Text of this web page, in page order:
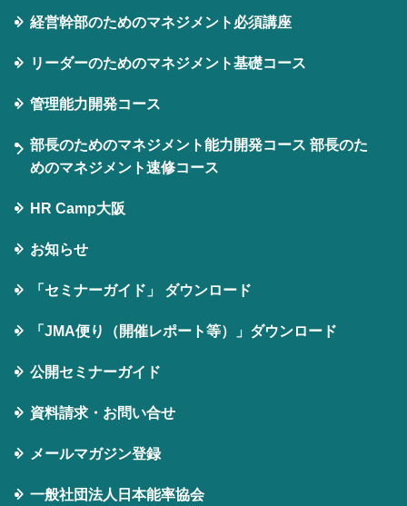
経営幹部のためのマネジメント必須講座
リーダーのためのマネジメント基礎コース
管理能力開発コース
部長のためのマネジメント能力開発コース 部長のた
めのマネジメント速修コース
HR Camp大阪
お知らせ
「セミナーガイド」 ダウンロード
「JMA便り（開催レポート等）」ダウンロード
公開セミナーガイド
資料請求・お問い合せ
メールマガジン登録
⼀般社団法⼈⽇本能率協会